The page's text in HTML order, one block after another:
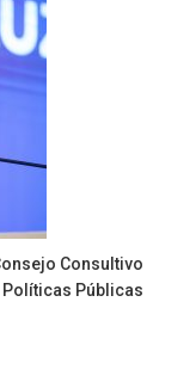
Consultivo
Políticas Públicas